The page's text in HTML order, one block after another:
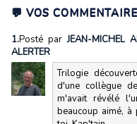
💬 VOS
1.Posté parJEAN-MICHEL
ALERTER
Trilogie
d'une collègue
m'avait révélé
beaucoup aimé,